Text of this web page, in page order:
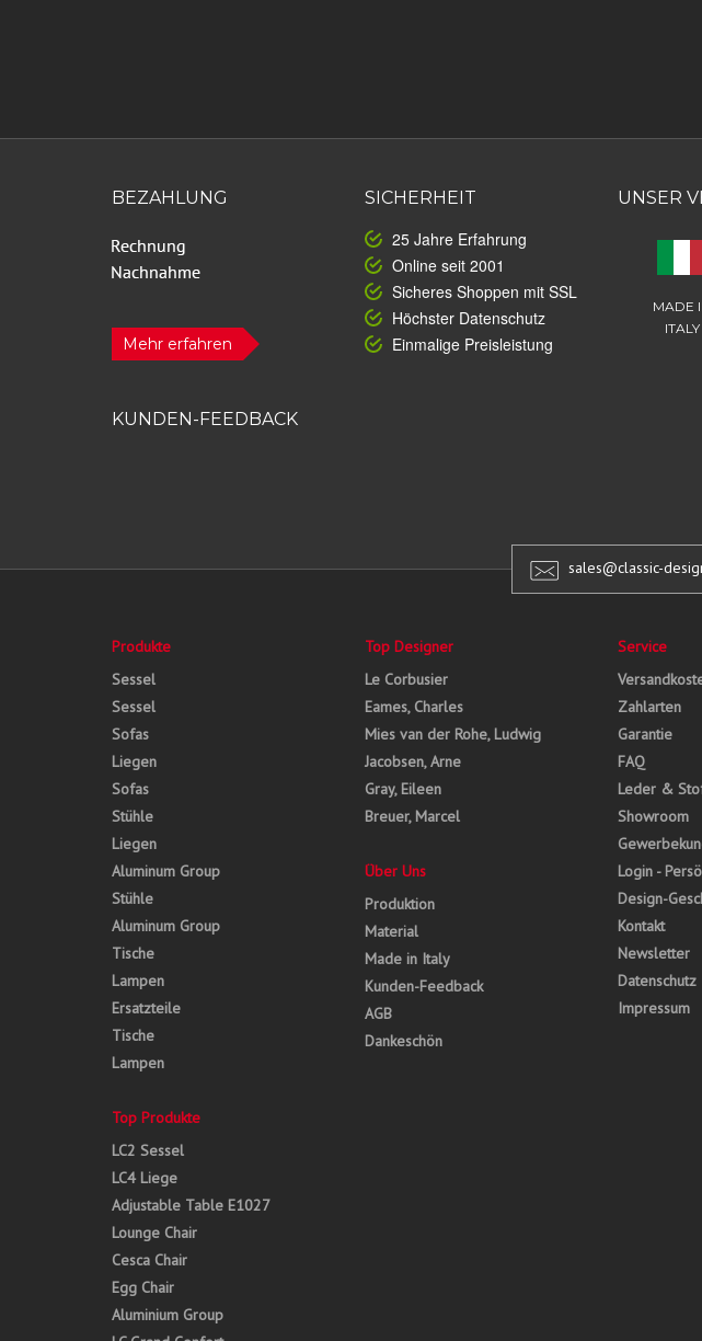
BEZAHLUNG
Mehr erfahren
SICHERHEIT
25 Jahre Erfahrung
Online seit 2001
Sicheres Shoppen mit SSL
Höchster Datenschutz
Einmalige Preisleistung
UNSER
MADE
ITALY
KUNDEN-FEEDBACK
sales@classic-
Produkte
Sessel
Sessel
Sofas
Liegen
Sofas
Stühle
Liegen
Aluminum Group
Stühle
Aluminum Group
Tische
Lampen
Ersatzteile
Tische
Lampen
Top Produkte
LC2 Sessel
LC4 Liege
Adjustable Table E1027
Lounge Chair
Cesca Chair
Egg Chair
Aluminium Group
Top Designer
Le Corbusier
Eames, Charles
Mies van der Rohe, Ludwig
Jacobsen, Arne
Gray, Eileen
Breuer, Marcel
Über Uns
Produktion
Material
Made in Italy
Kunden-Feedback
AGB
Dankeschön
Service
Zahlarten
Garantie
FAQ
Leder &
Showroom
Login -
Design-
Kontakt
Newsletter
Datenschutz
Impressum